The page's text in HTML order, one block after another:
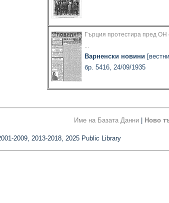
Гърция протестира пред
...
Варненски новини
бр. 5416, 24/09/1935
Име на Базата Данни Ново
2009, 2013-2018, 2025 Public Library